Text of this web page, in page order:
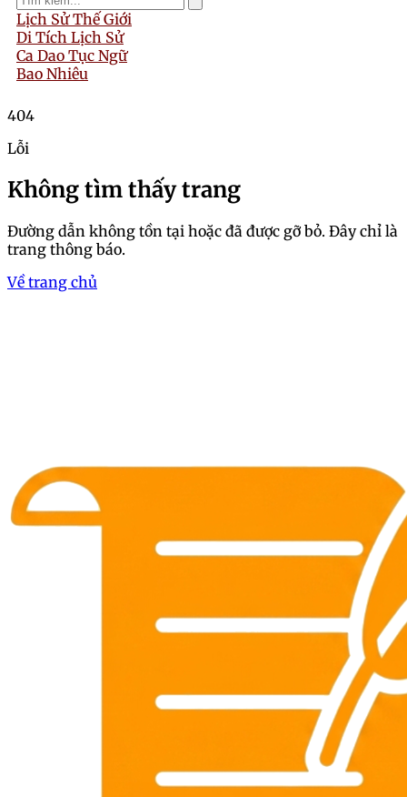
Lịch Sử Thế Giới
Di Tích Lịch Sử
Ca Dao Tục Ngữ
Bao Nhiêu
404
Lỗi
Không tìm thấy trang
Đường dẫn không tồn tại hoặc đã được gỡ bỏ. Đây chỉ là
trang thông báo.
Về trang chủ
Hoài An